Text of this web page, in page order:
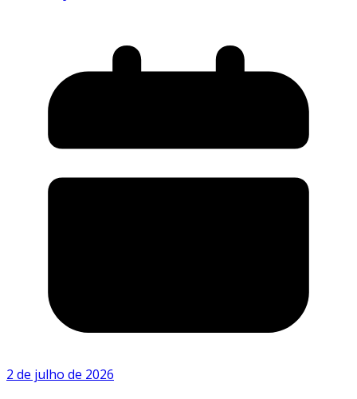
2 de julho de 2026